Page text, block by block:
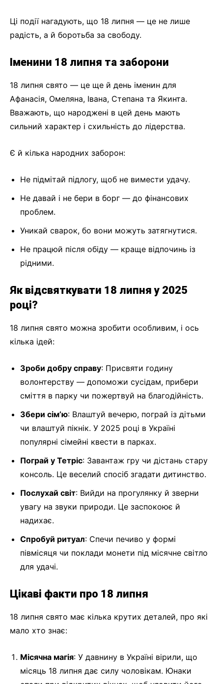
Ці події нагадують, що 18 липня — це не лише
радість, а й боротьба за свободу.
Іменини 18 липня та заборони
18 липня свято — це ще й день іменин для
Афанасія, Омеляна, Івана, Степана та Якинта.
Вважають, що народжені в цей день мають
сильний характер і схильність до лідерства.
Є й кілька народних заборон:
Не підмітай підлогу, щоб не вимести удачу.
Не давай і не бери в борг — до фінансових
проблем.
Уникай сварок, бо вони можуть затягнутися.
Не працюй після обіду — краще відпочинь із
рідними.
Як відсвяткувати 18 липня у 2025
році?
18 липня свято можна зробити особливим, і ось
кілька ідей:
Зроби добру справу: Присвяти годину
волонтерству — допоможи сусідам, прибери
сміття в парку чи пожертвуй на благодійність.
Збери сім’ю: Влаштуй вечерю, пограй із дітьми
чи влаштуй пікнік. У 2025 році в Україні
популярні сімейні квести в парках.
Пограй у Тетріс: Завантаж гру чи дістань стару
консоль. Це веселий спосіб згадати дитинство.
Послухай світ: Вийди на прогулянку й зверни
увагу на звуки природи. Це заспокоює й
надихає.
Спробуй ритуал: Спечи печиво у формі
півмісяця чи поклади монети під місячне світло
для удачі.
Цікаві факти про 18 липня
18 липня свято має кілька крутих деталей, про які
мало хто знає:
Місячна магія: У давнину в Україні вірили, що
місяць 18 липня дає силу чоловікам. Юнаки